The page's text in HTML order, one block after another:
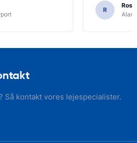
R
Så kontakt vores lejespecialister.